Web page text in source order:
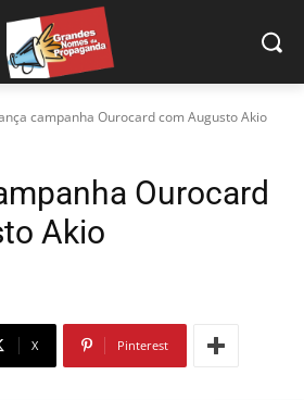
campanha Ourocard com Augusto Akio
Ourocard
Akio
X Pinterest